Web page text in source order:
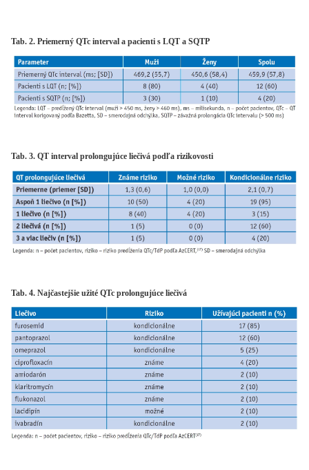
Tab. 2. Priemerný QTc interval a pacienti s LQT a SQTP
Tab. 3. QT interval prolongujúce liečivá podľa rizikovosti
Tab. 4. Najčastejšie užité QTc prolongujúce liečivá